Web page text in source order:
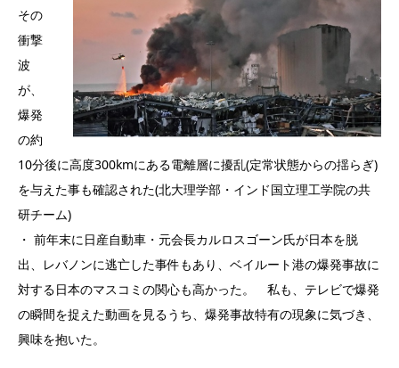
その
衝撃
波
が、
爆発
の約
10分後に高度300kmにある電離層に擾乱(定常状態からの揺らぎ)
を与えた事も確認された(北大理学部・インド国立理工学院の共
研チーム)
・ 前年末に日産自動車・元会長カルロスゴーン氏が日本を脱
出、レバノンに逃亡した事件もあり、ベイルート港の爆発事故に
対する日本のマスコミの関心も高かった。 私も、テレビで爆発
の瞬間を捉えた動画を見るうち、爆発事故特有の現象に気づき、
興味を抱いた。